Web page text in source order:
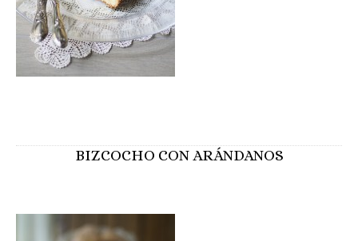
BIZCOCHO CON ARÁNDANOS